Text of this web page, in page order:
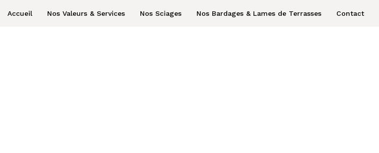
Accueil Nos Valeurs & Services Nos Sciages Nos Bardages & Lames de Terrasses Contact